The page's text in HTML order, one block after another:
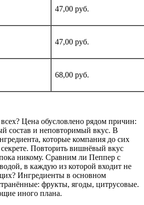
47,00 руб.
47,00 руб.
68,00 руб.
Цена обусловлено рядом причин:
состав и неповторимый вкус. В
которые компания до сих
Повторить вишнёвый вкус
никому. Сравним ли Пеппер с
в каждую из которой входит не
Ингредиенты в основном
фрукты, ягоды, цитрусовые.
иного плана.